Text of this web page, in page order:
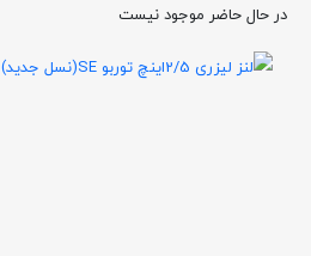
در حال حاضر موجود نیست